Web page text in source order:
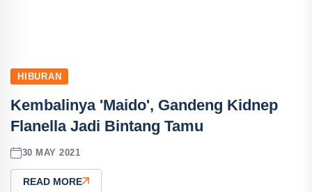
HIBURAN
Kembalinya 'Maido', Gandeng Kidnep
Flanella Jadi Bintang Tamu
30 MAY 2021
READ MORE